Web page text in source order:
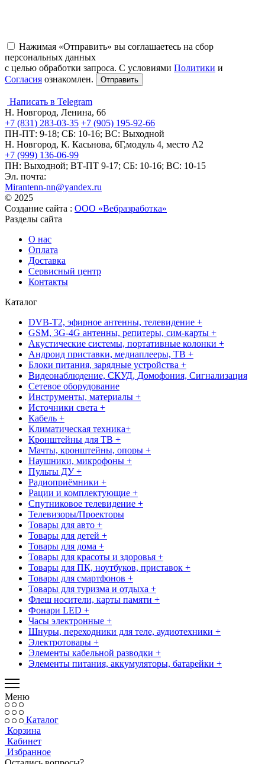
Нажимая «Отправить» вы соглашаетесь на сбор
персональных данных
с целью обработки запроса. С условиями Политики и
Согласия ознакомлен.
Написать в Telegram
Н. Новгород, Ленина, 66
+7 (831) 283-03-35 +7 (905) 195-92-66
ПН-ПТ: 9-18; СБ: 10-16; ВС: Выходной
Н. Новгород, К. Касьнова, 6Г,модуль 4, место А2
+7 (999) 136-06-99
ПН: Выходной; ВТ-ПТ 9-17; СБ: 10-16; ВС: 10-15
Эл. почта:
Mirantenn-nn@yandex.ru
© 2025
Создание сайта : ООО «Вебразработка»
Разделы сайта
О нас
Оплата
Доставка
Сервисный центр
Контакты
Каталог
DVB-T2, эфирное антенны, телевидение +
GSM, 3G-4G антенны, репитеры, сим-карты +
Акустические системы, портативные колонки +
Андроид приставки, медиаплееры, ТВ +
Блоки питания, зарядные устройства +
Видеонаблюдение, СКУД, Домофония, Сигнализация
Сетевое оборудование
Инструменты, материалы +
Источники света +
Кабель +
Климатическая техника+
Кронштейны для ТВ +
Мачты, кронштейны, опоры +
Наушники, микрофоны +
Пульты ДУ +
Радиоприёмники +
Рации и комплектующие +
Спутниковое телевидение +
Телевизоры/Проекторы
Товары для авто +
Товары для детей +
Товары для дома +
Товары для красоты и здоровья +
Товары для ПК, ноутбуков, приставок +
Товары для смартфонов +
Товары для туризма и отдыха +
Флеш носители, карты памяти +
Фонари LED +
Часы электронные +
Шнуры, переходники для теле, аудиотехники +
Электротовары +
Элементы кабельной разводки +
Элементы питания, аккумуляторы, батарейки +
Меню
Каталог
Корзина
Кабинет
Избранное